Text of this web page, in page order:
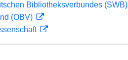
Bibliotheksverbundes (SWB)
(OBV)